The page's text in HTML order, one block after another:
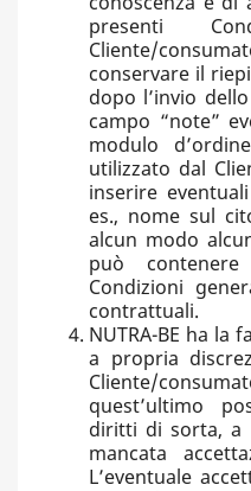
presenti
Cliente/
conservare il
dopo l’invio
campo “note”
modulo
utilizzato dal
inserire
es., nome sul
alcun modo
può
Condizioni
contrattuali.
NUTRA-BE ha la
a propria
Cliente/
quest’ultimo
diritti di sorta, a
mancata
L’eventuale